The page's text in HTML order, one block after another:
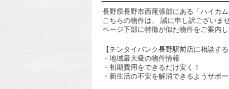
長野県長野市西尾張部にある「ハイカ
こちらの物件は、 誠に申し訳ございま
ページ下部に特徴が似た物件をご案内
【チンタイバンク長野駅前店に相談する
・地域最大級の物件情報
・初期費用をできるだけ安く！
・新生活の不安を解消できるようサポ